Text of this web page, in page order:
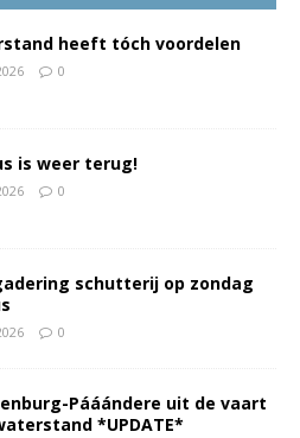
heeft tóch voordelen
0
is weer terug!
0
schutterij op zondag
0
Pááándere uit de vaart
*UPDATE*